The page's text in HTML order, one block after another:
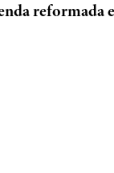
reformada